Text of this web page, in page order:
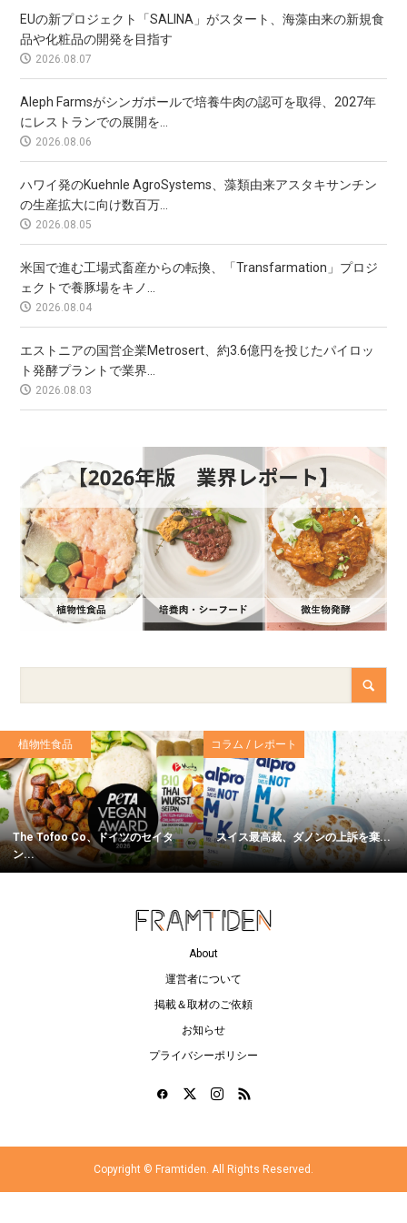
EUの新プロジェクト「SALINA」がスタート、海藻由来の新規食
品や化粧品の開発を目指す
2026.08.07
Aleph Farmsがシンガポールで培養牛肉の認可を取得、2027年
にレストランでの展開を...
2026.08.06
ハワイ発のKuehnle AgroSystems、藻類由来アスタキサンチン
の生産拡大に向け数百万...
2026.08.05
米国で進む工場式畜産からの転換、「Transfarmation」プロジ
ェクトで養豚場をキノ...
2026.08.04
エストニアの国営企業Metrosert、約3.6億円を投じたパイロッ
ト発酵プラントで業界...
2026.08.03
植物性食品
The Tofoo Co、ドイツのセイタ
ン...
コラム / レポート
スイス最高裁、ダノンの上訴を棄...
About
運営者について
掲載＆取材のご依頼
お知らせ
プライバシーポリシー
Copyright © Framtiden. All Rights Reserved.